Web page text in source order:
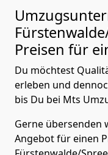
Preisen für
Du möchtest
erleben und
bis Du bei Mts
Gerne übersenden
Angebot für einen